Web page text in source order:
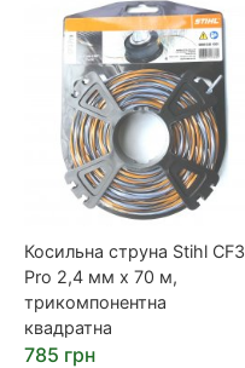
Косильна струна Stihl CF3
Pro 2,4 мм х 70 м,
трикомпонентна
квадратна
785 грн